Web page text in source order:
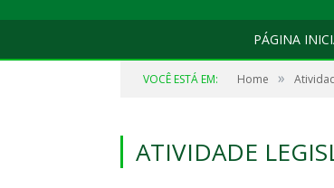
PÁGINA
VOCÊ ESTÁ EM: Home »
ATIVIDADE